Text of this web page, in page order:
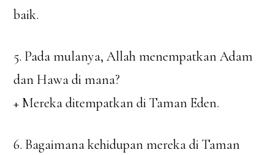
baik.
5. Pada mulanya, Allah menempatkan Adam
dan Hawa di mana?
+ Mereka ditempatkan di Taman Eden.
6. Bagaimana kehidupan mereka di Taman